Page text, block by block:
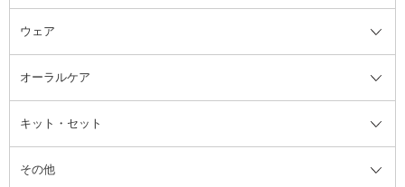
ツィザー・毛抜き
カミソリ
ファンデーション・パウダーケー
ス
ミラー・鏡
絆創膏
ヘアバンド
ヘッドマッサージブラシ
柔軟剤
ルームフレグランス・ディフュー
ザー
アロマキャンドル
消臭剤・芳香剤
美容家電全て
ボディケア美容家電
その他美容家電
ウェア
ウェア全て
レッグウェア
オーラルケア
オーラルケア全て
歯ブラシ
キット・セット
キット・セット全て
その他